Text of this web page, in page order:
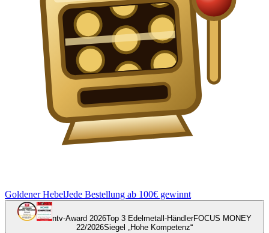
Goldener HebelJede Bestellung ab 100€ gewinnt
ntv-Award 2026Top 3 Edelmetall-HändlerFOCUS MONEY
22/2026Siegel „Hohe Kompetenz“